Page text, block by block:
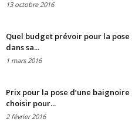
13 octobre 2016
Quel budget prévoir pour la pose
dans sa...
1 mars 2016
Prix pour la pose d’une
choisir pour...
2 février 2016